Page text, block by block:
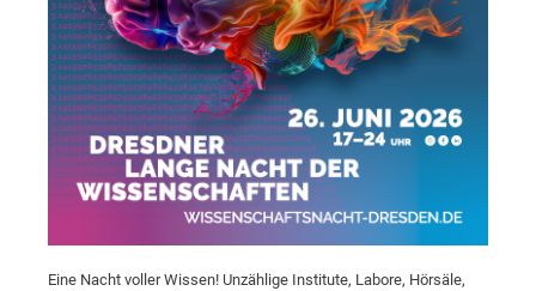
Eine Nacht voller Wissen! Unzählige Institute, Labore, Hörsäle,